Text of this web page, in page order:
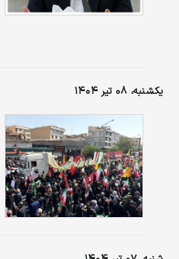
یکشنبه، ۰۸ تیر ۱۴۰۴